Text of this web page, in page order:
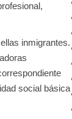
inmigrantes.
social básica